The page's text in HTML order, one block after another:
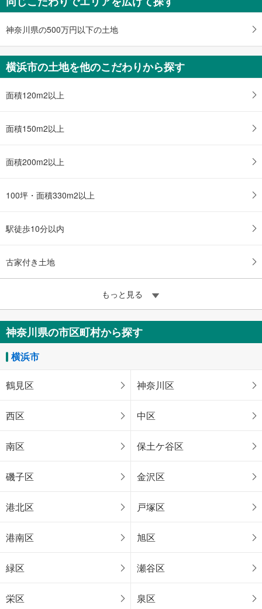
神奈川県の500万円以下の土地
横浜市の土地を他のこだわりから探す
面積120m2以上
面積150m2以上
面積200m2以上
100坪・面積330m2以上
駅徒歩10分以内
古家付き土地
もっと見る
神奈川県の市区町村から探す
横浜市
鶴見区 神奈川区
西区 中区
南区 保土ケ谷区
磯子区 金沢区
港北区 戸塚区
港南区 旭区
緑区 瀬谷区
栄区 泉区